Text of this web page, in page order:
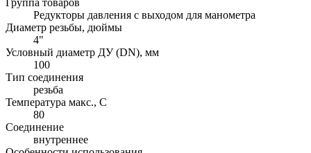
Редукторы давления с выходом для манометра
Диаметр резьбы, дюймы
4"
Условный диаметр ДУ (DN), мм
100
Тип соединения
резьба
Температура макс., С
80
Соединение
внутреннее